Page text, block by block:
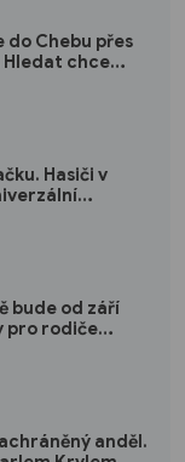
do Chebu přes
chce
Hasiči v
bude od září
pro rodiče
anděl.